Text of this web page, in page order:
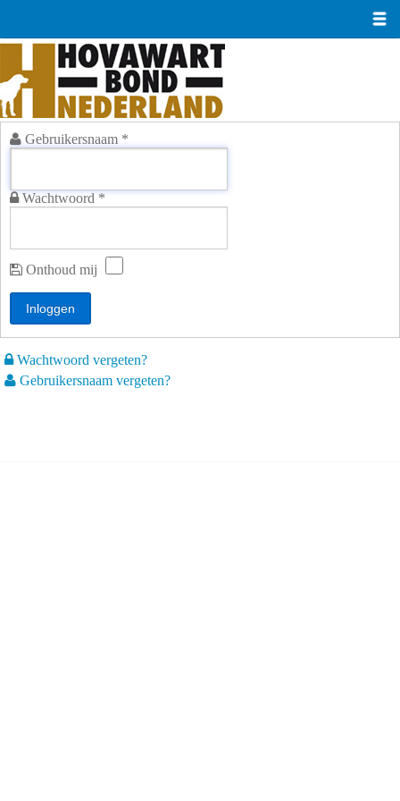
Gebruikersnaam *
Wachtwoord *
Onthoud mij
Inloggen
Wachtwoord vergeten?
Gebruikersnaam vergeten?